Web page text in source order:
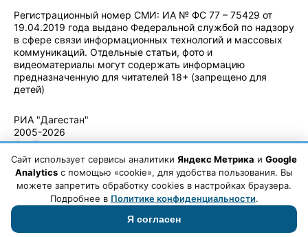
Регистрационный номер СМИ: ИА № ФС 77 – 75429 от
19.04.2019 года выдано Федеральной службой по надзору
в сфере связи информационных технологий и массовых
коммуникаций. Отдельные статьи, фото и
видеоматериалы могут содержать информацию
предназначенную для читателей 18+ (запрещено для
детей)
РИА "Дагестан"
2005-2026
© - Правила
использования
материалов.
Авторские
Сайт использует сервисы аналитики Яндекс Метрика и Google
Analytics с помощью «cookie», для удобства пользования. Вы
можете запретить обработку cookies в настройках браузера.
Подробнее в Политике конфиденциальности.
Я согласен